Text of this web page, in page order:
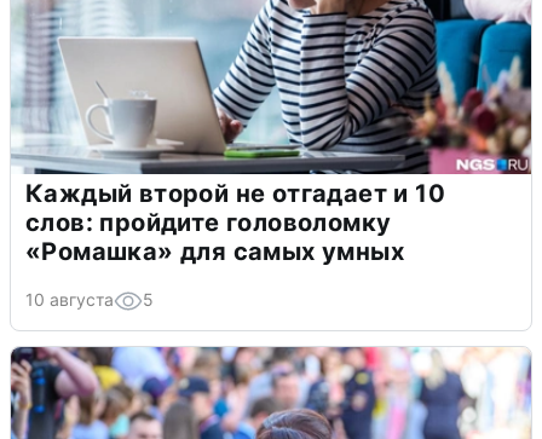
Каждый второй не отгадает и 10
слов: пройдите головоломку
«Ромашка» для самых умных
10 августа 5